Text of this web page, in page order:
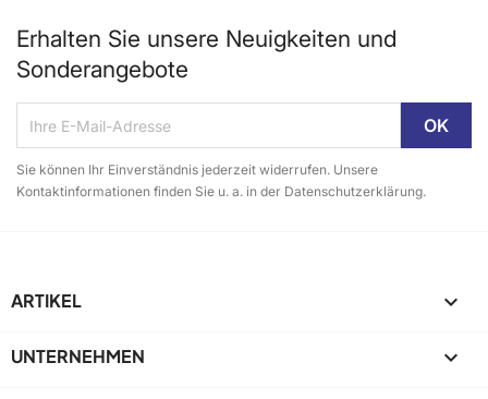
Erhalten Sie unsere Neuigkeiten und
Sonderangebote
Sie können Ihr Einverständnis jederzeit widerrufen. Unsere
Kontaktinformationen finden Sie u. a. in der Datenschutzerklärung.
ARTIKEL 
UNTERNEHMEN 